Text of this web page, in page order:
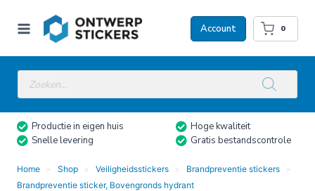
naar
Account 0
Producten
zoeken
Productie in eigen huis
Hoge kwaliteit
Snelle levering
Gratis bestandscontrole
Home Shop Veiligheidsstickers
Brandpreventie stickers
Brandpreventie sticker, Bovengronds hydrant